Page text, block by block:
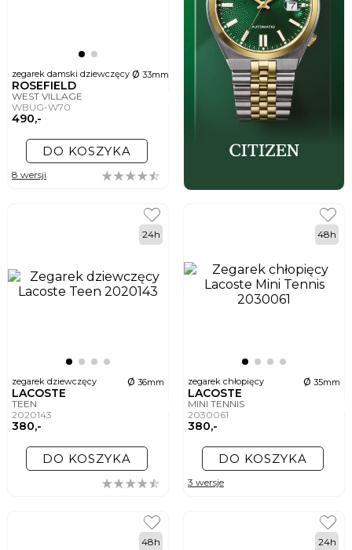
zegarek damski dziewczęcy ø 33mm
ROSEFIELD
WEST VILLAGE
WBUG-W70
490,-
DO KOSZYKA
8 wersji
zegarek dziewczęcy ø 36mm
LACOSTE
TEEN
2020143
380,-
24h
DO KOSZYKA
zegarek chłopięcy ø 35mm
LACOSTE
MINI TENNIS
2030061
380,-
48h
DO KOSZYKA
3 wersje
48h 24h